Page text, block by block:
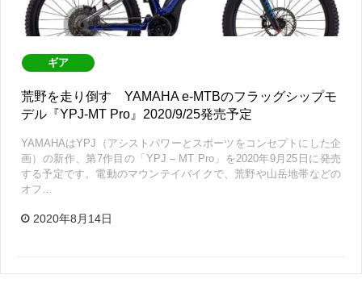
ギア
荒野を走り倒す YAMAHA e-MTBのフラッグシップモ
デル『YPJ-MT Pro』2020/9/25発売予定
YAMAHAはYPJ（アシストパワーとスポーツをコンセプトにした企
画）の新作、第7作目の「YPJ – MT Pro」を2020年9月25日に発売
する予定です。電動のマウンテイバイクで、荒野や山岳地帯などの
オフ…
2020年8月14日